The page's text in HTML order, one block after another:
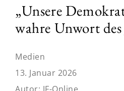
„Unsere
wahre Unwort des
Medien
13. Januar 2026